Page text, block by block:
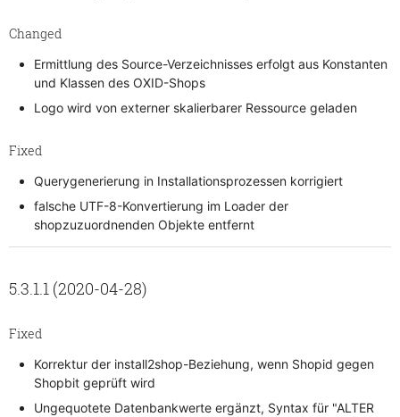
Changed
Ermittlung des Source-Verzeichnisses erfolgt aus Konstanten
und Klassen des OXID-Shops
Logo wird von externer skalierbarer Ressource geladen
Fixed
Querygenerierung in Installationsprozessen korrigiert
falsche UTF-8-Konvertierung im Loader der
shopzuzuordnenden Objekte entfernt
5.3.1.1 (2020-04-28)
Fixed
Korrektur der install2shop-Beziehung, wenn Shopid gegen
Shopbit geprüft wird
Ungequotete Datenbankwerte ergänzt, Syntax für "ALTER